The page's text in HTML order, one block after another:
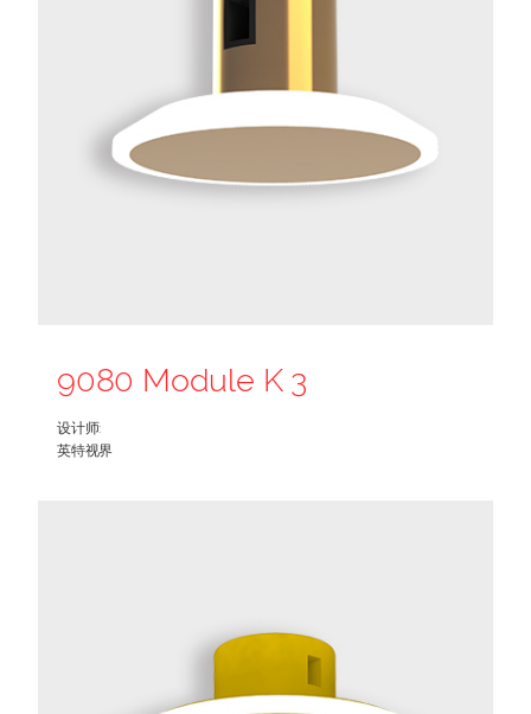
9080 Module K 3
设计师:
英特视界